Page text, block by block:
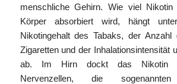
menschliche Gehirn. Wie viel
Körper absorbiert wird, hängt
Nikotingehalt des Tabaks, der Anzahl
Zigaretten und der Inhalationsintensität
ab. Im Hirn dockt das Nikotin
Nervenzellen, die sogenannten